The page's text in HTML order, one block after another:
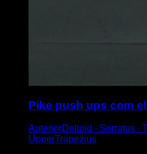
Pike push ups com
AnteriorDeltoid ∙ Serratus ∙
UpperTrapezius